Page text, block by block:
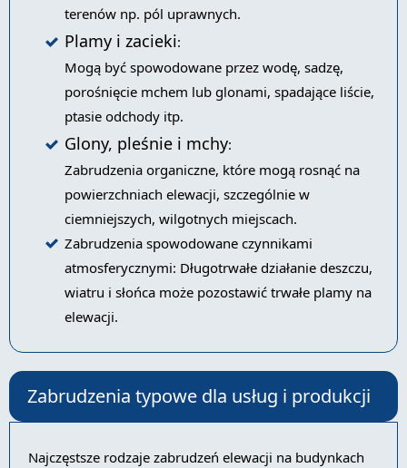
terenów np. pól uprawnych.
Plamy i zacieki:
Mogą być spowodowane przez wodę, sadzę,
porośnięcie mchem lub glonami, spadające liście,
ptasie odchody itp.
Glony, pleśnie i mchy:
Zabrudzenia organiczne, które mogą rosnąć na
powierzchniach elewacji, szczególnie w
ciemniejszych, wilgotnych miejscach.
Zabrudzenia spowodowane czynnikami
atmosferycznymi: Długotrwałe działanie deszczu,
wiatru i słońca może pozostawić trwałe plamy na
elewacji.
Zabrudzenia typowe dla usług i produkcji
Najczęstsze rodzaje zabrudzeń elewacji na budynkach